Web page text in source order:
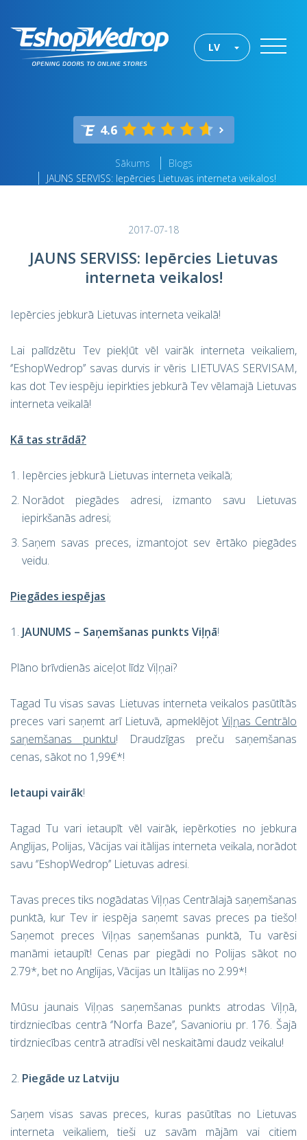
LV
4.6
Sākums
Blogs
JAUNS SERVISS: Iepērcies Lietuvas interneta veikalos!
2017-07-18
JAUNS SERVISS: Iepērcies Lietuvas
interneta veikalos!
Iepērcies jebkurā Lietuvas interneta veikalā!
Lai palīdzētu Tev piekļūt vēl vairāk interneta veikaliem,
‘’EshopWedrop’’ savas durvis ir vēris LIETUVAS SERVISAM,
kas dot Tev iespēju iepirkties jebkurā Tev vēlamajā Lietuvas
interneta veikalā!
Kā tas strādā?
Iepērcies jebkurā Lietuvas interneta veikalā;
Norādot piegādes adresi, izmanto savu Lietuvas
iepirkšanās adresi;
Saņem savas preces, izmantojot sev ērtāko piegādes
veidu.
Piegādes iespējas
JAUNUMS – Saņemšanas punkts Viļņā!
Plāno brīvdienās aiceļot līdz Viļņai?
Tagad Tu visas savas Lietuvas interneta veikalos pasūtītās
preces vari saņemt arī Lietuvā, apmeklējotViļņas Centrālo
saņemšanas punktu! Draudzīgas preču saņemšanas
cenas, sākot no 1,99€*!
Ietaupi vairāk!
Tagad Tu vari ietaupīt vēl vairāk, iepērkoties no jebkura
Anglijas, Polijas, Vācijas vai itālijas interneta veikala, norādot
savu ‘’EshopWedrop’’ Lietuvas adresi.
Tavas preces tiks nogādatas Viļņas Centrālajā saņemšanas
punktā, kur Tev ir iespēja saņemt savas preces pa tiešo!
Saņemot preces Viļņas saņemšanas punktā, Tu varēsi
manāmi ietaupīt! Cenas par piegādi no Polijas sākot no
2.79*, bet no Anglijas, Vācijas un Itālijas no 2.99*!
Mūsu jaunais Viļņas saņemšanas punkts atrodas Viļņā,
tirdzniecības centrā ‘’Norfa Baze’’, Savanioriu pr. 176. Šajā
tirdzniecības centrā atradīsi vēl neskaitāmi daudz veikalu!
Piegāde uz Latviju
Saņem visas savas preces, kuras pasūtītas no Lietuvas
interneta veikaliem, tieši uz savām mājām vai citiem